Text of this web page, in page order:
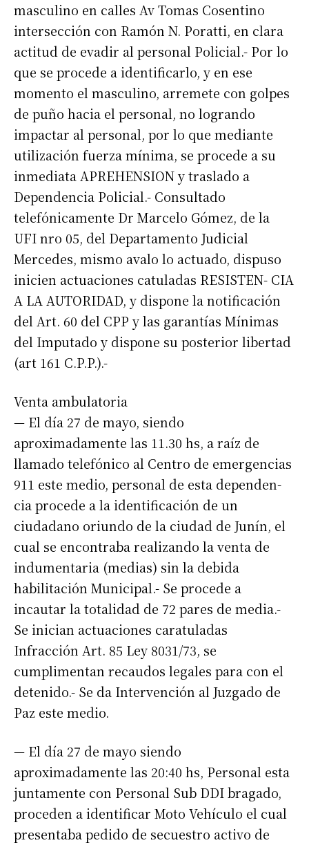
Suscribirme gratis
Dirección de correo electrónico *
Apellidos
Número de teléfono
masculino en calles Av Tomas Cosentino
intersección con Ramón N. Poratti, en clara
actitud de evadir al personal Policial.- Por lo
que se procede a identificarlo, y en ese
momento el masculino, arremete con golpes
de puño hacia el personal, no logrando
impactar al personal, por lo que mediante
utilización fuerza mínima, se procede a su
inmediata APREHENSION y traslado a
Dependencia Policial.- Consultado
telefónicamente Dr Marcelo Gómez, de la
UFI nro 05, del Departamento Judicial
Mercedes, mismo avalo lo actuado, dispuso
inicien actuaciones catuladas RESISTEN- CIA
A LA AUTORIDAD, y dispone la notificación
del Art. 60 del CPP y las garantías Mínimas
del Imputado y dispone su posterior libertad
(art 161 C.P.P.).-
Venta ambulatoria
— El día 27 de mayo, siendo
aproximadamente las 11.30 hs, a raíz de
llamado telefónico al Centro de emergencias
911 este medio, personal de esta dependen-
cia procede a la identificación de un
ciudadano oriundo de la ciudad de Junín, el
cual se encontraba realizando la venta de
indumentaria (medias) sin la debida
habilitación Municipal.- Se procede a
incautar la totalidad de 72 pares de media.-
Se inician actuaciones caratuladas
Infracción Art. 85 Ley 8031/73, se
cumplimentan recaudos legales para con el
detenido.- Se da Intervención al Juzgado de
Paz este medio.
— El día 27 de mayo siendo
aproximadamente las 20:40 hs, Personal esta
juntamente con Personal Sub DDI bragado,
proceden a identificar Moto Vehículo el cual
presentaba pedido de secuestro activo de